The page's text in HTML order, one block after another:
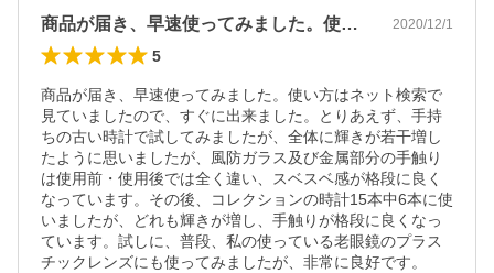
商品が届き、早速使ってみました。使い方… 2020/12/1
5
商品が届き、早速使ってみました。使い方はネット検索で
見ていましたので、すぐに出来ました。とりあえず、手持
ちの古い時計で試してみましたが、全体に輝きが若干増し
たように思いましたが、風防ガラス及び金属部分の手触り
は使用前・使用後では全く違い、スベスベ感が格段に良く
なっています。その後、コレクションの時計15本中6本に使
いましたが、どれも輝きが増し、手触りが格段に良くなっ
ています。試しに、普段、私の使っている老眼鏡のプラス
チックレンズにも使ってみましたが、非常に良好です。